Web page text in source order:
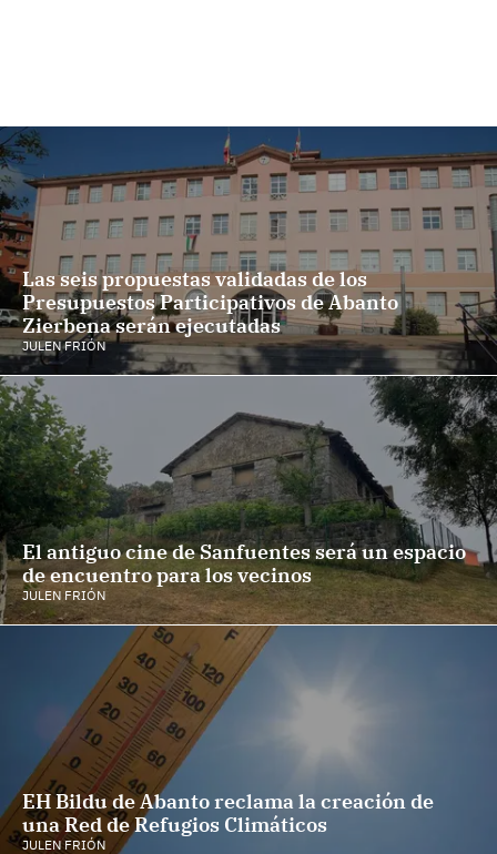
Las seis propuestas validadas de los
Presupuestos Participativos de Abanto
Zierbena serán ejecutadas
JULEN FRIÓN
El antiguo cine de Sanfuentes será un espacio
de encuentro para los vecinos
JULEN FRIÓN
EH Bildu de Abanto reclama la creación de
una Red de Refugios Climáticos
JULEN FRIÓN